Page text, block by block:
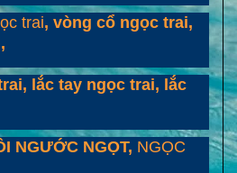
trai, vòng cổ ngọc trai,
lắc tay ngọc trai, lắc
NGƯỚC NGỌT, NGỌC